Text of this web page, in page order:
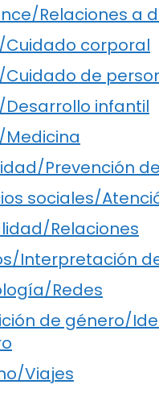
Relaciones a
Cuidado corporal
Cuidado de
Desarrollo infantil
Medicina
Prevención
sociales/
Relaciones
Interpretación
Redes
de género/
Viajes